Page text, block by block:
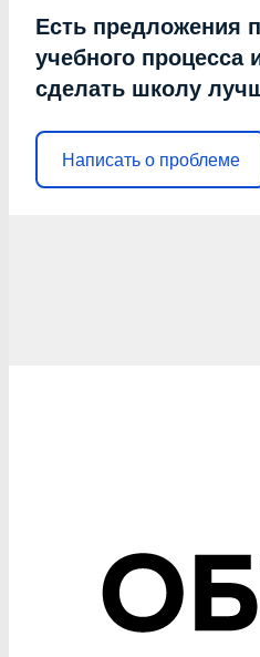
Есть предложения
учебного процесса
сделать школу
Написать о проблеме